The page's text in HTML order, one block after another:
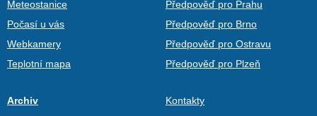
Meteostanice
Počasí u vás
Webkamery
Teplotní mapa
Předpověď pro Prahu
Předpověď pro Brno
Předpověď pro Ostravu
Předpověď pro Plzeň
Archiv
Kontakty